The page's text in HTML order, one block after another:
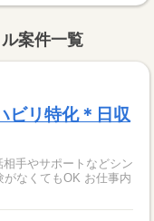
案件一覧
ビリ特化＊日収
手やサポートなどシン
なくてもOK お仕事内